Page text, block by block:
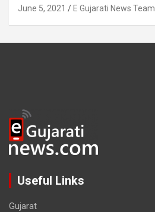
June 5, 2021 E Gujarati News Team
Useful Links
Gujarat